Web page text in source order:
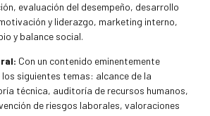
evaluación del desempeño, desarrollo
y liderazgo, marketing interno,
y balance social.
Con un contenido eminentemente
siguientes temas: alcance de la
técnica, auditoría de recursos humanos,
de riesgos laborales, valoraciones